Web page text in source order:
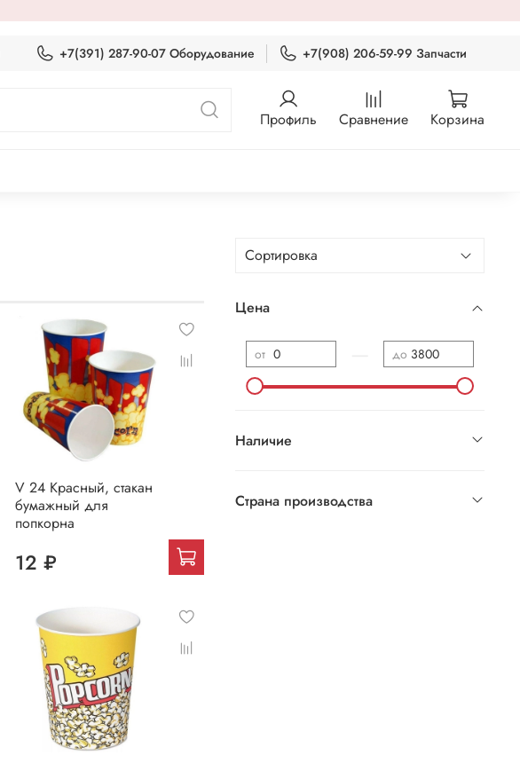
+7(391) 287-90-07 Оборудование +7(908) 206-59-99 Запчасти
Профиль Сравнение Корзина
V 24 Красный, стакан
бумажный для
попкорна
12 ₽
Цена
от до
Наличие
Страна производства